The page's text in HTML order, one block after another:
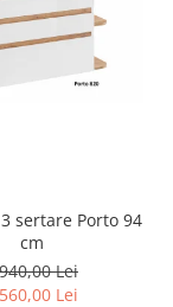
sertare Porto 94
cm
Lei
Lei